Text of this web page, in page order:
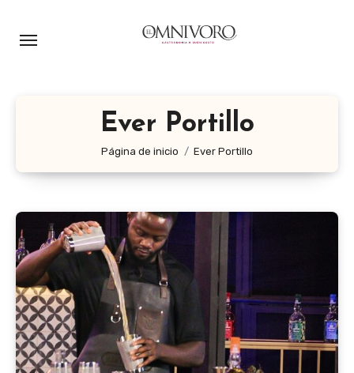
Ever Portillo
Página de inicio Ever Portillo